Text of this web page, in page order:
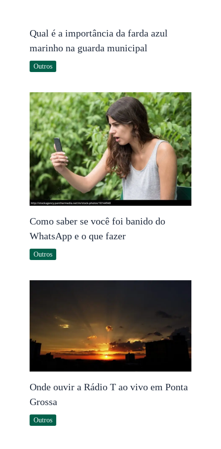
Qual é a importância da farda azul
marinho na guarda municipal
Outros
Como saber se você foi banido do
WhatsApp e o que fazer
Outros
Onde ouvir a Rádio T ao vivo em Ponta
Grossa
Outros